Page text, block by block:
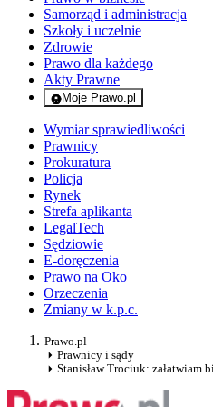
Samorząd i administracja
Szkoły i uczelnie
Zdrowie
Prawo dla każdego
Akty Prawne
Moje Prawo.pl
- rejestracja i
Wymiar sprawiedliwości
Prawnicy
Prokuratura
Policja
Rynek
Strefa aplikanta
LegalTech
Sędziowie
E-doręczenia
Prawo na Oko
Orzeczenia
Zmiany w k.p.c.
Prawo.pl
Prawnicy i sądy
Stanisław Trociuk: załatwiam